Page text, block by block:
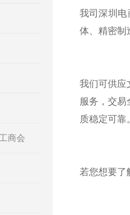
商会
我司深圳
体、精密制
我们可供应
服务，交
质稳定可靠
若您想要了